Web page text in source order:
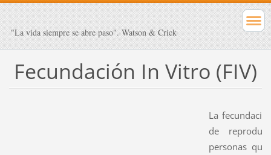
"La vida siempre se abre paso". Watson & Crick
Fecundación In Vitro (FIV)
La
de
personas